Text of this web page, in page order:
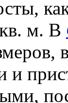
м. В
и